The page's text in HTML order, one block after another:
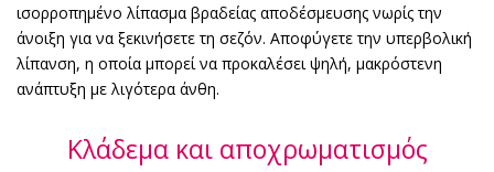
ισορροπημένο λίπασμα βραδείας αποδέσμευσης νωρίς την
άνοιξη για να ξεκινήσετε τη σεζόν. Αποφύγετε την υπερβολική
λίπανση, η οποία μπορεί να προκαλέσει ψηλή, μακρόστενη
ανάπτυξη με λιγότερα άνθη.
Κλάδεμα και αποχρωματισμός